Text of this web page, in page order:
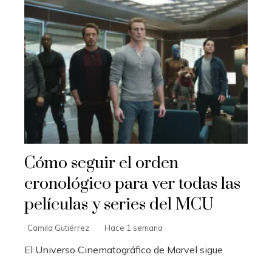
Cómo seguir el orden
cronológico para ver todas las
películas y series del MCU
Camila Gutiérrez Hace 1 semana
El Universo Cinematográfico de Marvel sigue